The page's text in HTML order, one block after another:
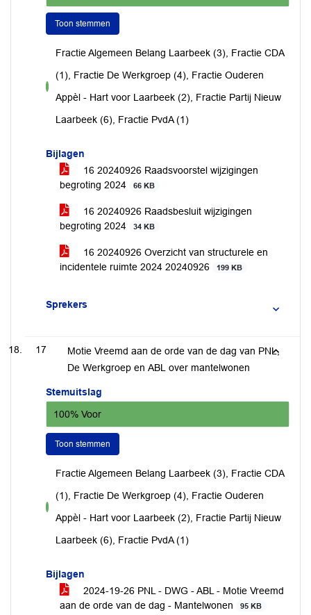
Toon stemmen
voor
Fractie Algemeen Belang Laarbeek (3), Fractie CDA
(1), Fractie De Werkgroep (4), Fractie Ouderen
Appèl - Hart voor Laarbeek (2), Fractie Partij Nieuw
Laarbeek (6), Fractie PvdA (1)
Bijlagen
16 20240926 Raadsvoorstel wijzigingen
begroting 2024
66 KB
16 20240926 Raadsbesluit wijzigingen
begroting 2024
34 KB
16 20240926 Overzicht van structurele en
incidentele ruimte 2024 20240926
199 KB
Sprekers
17
Motie Vreemd aan de orde van de dag van PNL,
De Werkgroep en ABL over mantelwonen
Stemuitslag
100% Voor
Toon stemmen
voor
Fractie Algemeen Belang Laarbeek (3), Fractie CDA
(1), Fractie De Werkgroep (4), Fractie Ouderen
Appèl - Hart voor Laarbeek (2), Fractie Partij Nieuw
Laarbeek (6), Fractie PvdA (1)
Bijlagen
2024-19-26 PNL - DWG - ABL - Motie Vreemd
aan de orde van de dag - Mantelwonen
95 KB